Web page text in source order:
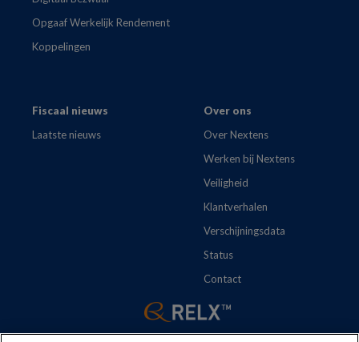
Opgaaf Werkelijk Rendement
Koppelingen
Fiscaal nieuws
Laatste nieuws
Over ons
Over Nextens
Werken bij Nextens
Veiligheid
Klantverhalen
Verschijningsdata
Status
Contact